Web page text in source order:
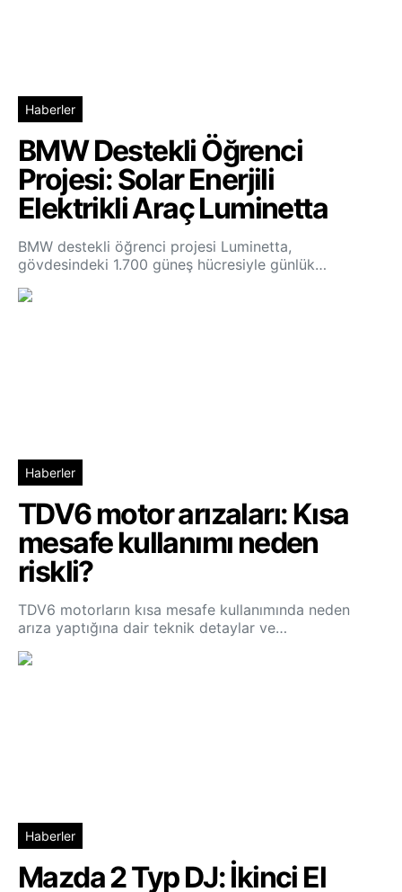
Haberler
BMW Destekli Öğrenci
Projesi: Solar Enerjili
Elektrikli Araç Luminetta
BMW destekli öğrenci projesi Luminetta,
gövdesindeki 1.700 güneş hücresiyle günlük…
Haberler
TDV6 motor arızaları: Kısa
mesafe kullanımı neden
riskli?
TDV6 motorların kısa mesafe kullanımında neden
arıza yaptığına dair teknik detaylar ve…
Haberler
Mazda 2 Typ DJ: İkinci El